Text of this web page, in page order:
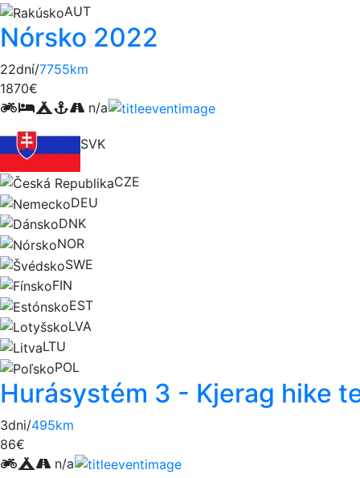
AUT
Nórsko 2022
22dní/7755km
1870€
n/a
SVK
CZE
DEU
DNK
NOR
SWE
FIN
EST
LVA
LTU
POL
Hurásystém 3 - Kjerag hike
3dni/495km
86€
n/a